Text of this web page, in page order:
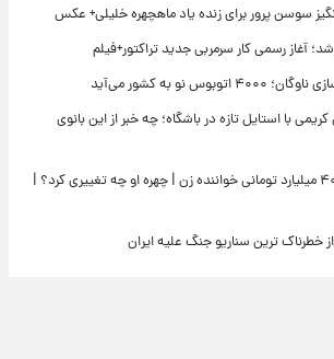
پرور برای زنده یاد ماهچهره خلیلی+ عکس
آغاز رسمی کار سرمربی جدید تراکتور+فیلم
به کشور می‌آید
با استایل تازه در باشگاه؛ چه خبر از این بانوی
جنجال جراحی زیبایی ۴۰ میلیارد تومانی خواننده زن | چهره او چه تغییری کرد؟ |
ترین سناریو جنگ علیه ایران